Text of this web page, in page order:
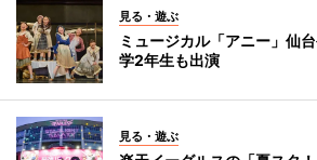
見る・遊ぶ
ミュージカル「アニー」仙
学2年生も出演
見る・遊ぶ